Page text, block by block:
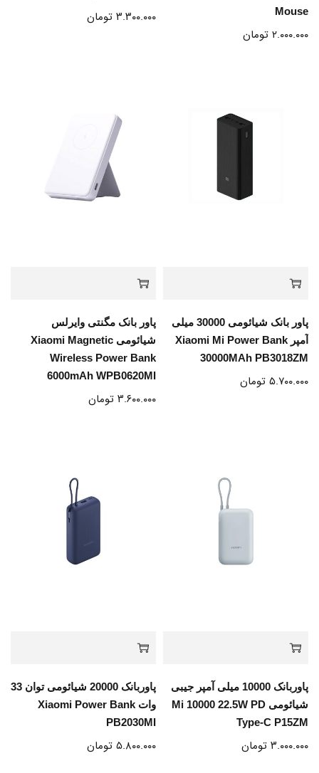
Mouse
۲.۰۰۰.۰۰۰ تومان
۳.۳۰۰.۰۰۰ تومان
پاور بانک شیائومی 30000 میلی
آمپر Xiaomi Mi Power Bank
30000MAh PB3018ZM
۵.۷۰۰.۰۰۰ تومان
پاور بانک مگنتی وایرلس
شیائومی Xiaomi Magnetic
Wireless Power Bank
6000mAh WPB0620MI
۳.۶۰۰.۰۰۰ تومان
پاوربانک 10000 میلی آمپر جیبی
شیائومی Mi 10000 22.5W PD
Type-C P15ZM
۳.۰۰۰.۰۰۰ تومان
پاوربانک 20000 شیائومی توان 33
وات Xiaomi Power Bank
PB2030MI
۵.۸۰۰.۰۰۰ تومان